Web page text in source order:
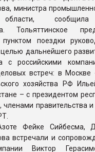
министра
сообщила
Тольяттинское
поездки
дальнейшего
с российскими
встреч: в Москве
хозяйства РФ
– с президентом
правительства и
Фейке Сийбесма,
встречали и
Виктор